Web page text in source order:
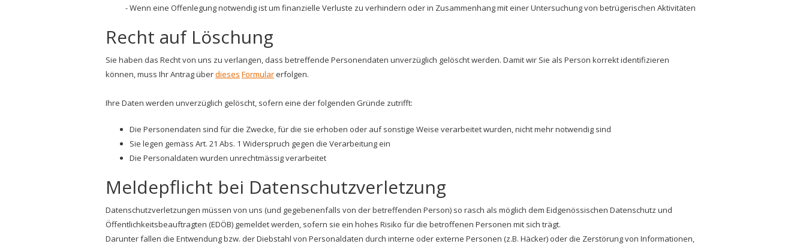
Wenn eine Offenlegung notwendig ist um finanzielle Verluste zu verhindern oder in Zusammenhang mit einer Untersuchung von betrügerischen Aktivitäten
Recht auf Löschung
Sie haben das Recht von uns zu verlangen, dass betreffende Personendaten unverzüglich gelöscht werden. Damit wir Sie als Person korrekt identifizieren
können, muss Ihr Antrag überdieses Formular erfolgen.
Ihre Daten werden unverzüglich gelöscht, sofern eine der folgenden Gründe zutrifft:
Die Personendaten sind für die Zwecke, für die sie erhoben oder auf sonstige Weise verarbeitet wurden, nicht mehr notwendig sind
Sie legen gemäss Art. 21 Abs. 1 Widerspruch gegen die Verarbeitung ein
Die Personaldaten wurden unrechtmässig verarbeitet
Meldepflicht bei Datenschutzverletzung
Datenschutzverletzungen müssen von uns (und gegebenenfalls von der betreffenden Person) so rasch als möglich dem Eidgenössischen Datenschutz und
Öffentlichkeitsbeauftragten (EDÖB) gemeldet werden, sofern sie ein hohes Risiko für die betroffenen Personen mit sich trägt.
Darunter fallen die Entwendung bzw. der Diebstahl von Personaldaten durch interne oder externe Personen (z.B. Häcker) oder die Zerstörung von Informationen,